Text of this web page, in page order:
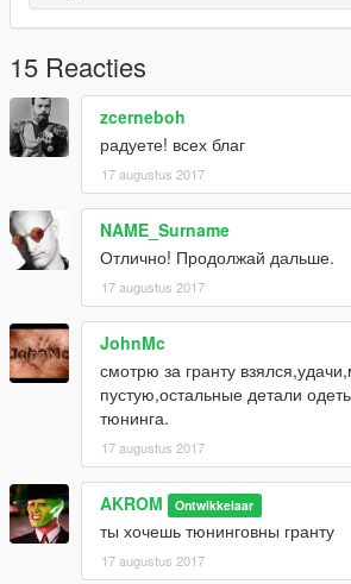
15 Reacties
zcerneboh
радуете! всех благ
17 augustus 2017
NAME_Surname
Отлично! Продолжай дальше.
17 augustus 2017
JohnMc
смотрю за гранту
пустую,остальные детали
тюнинга.
17 augustus 2017
AKROM Ontwikkelaar
ты хочешь тюнинговны гранту
17 augustus 2017